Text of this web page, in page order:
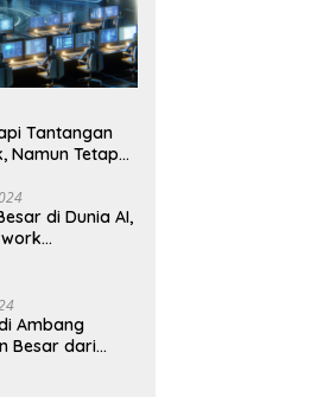
Tantangan
Namun Tetap
di Dunia AI,
Ambang
Besar dari